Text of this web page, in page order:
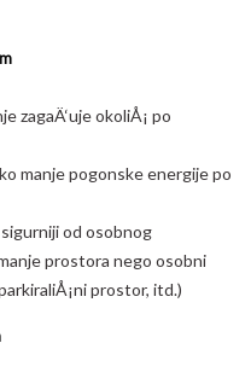
zagaÄ‘uje okoliÅ¡ po
manje pogonske energije po
od osobnog
prostora nego osobni
prostor, itd.)